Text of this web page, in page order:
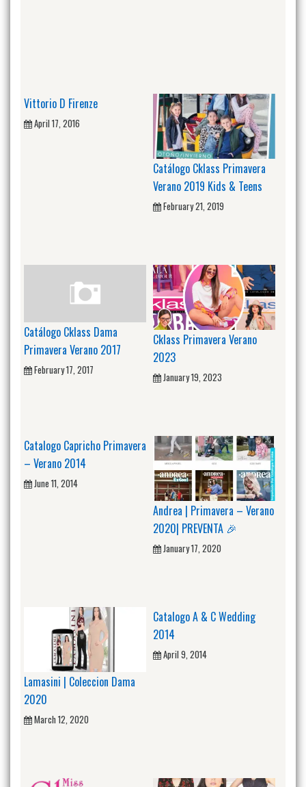
Vittorio D Firenze
April 17, 2016
Catálogo Cklass Primavera
Verano 2019 Kids & Teens
February 21, 2019
Catálogo Cklass Dama
Primavera Verano 2017
February 17, 2017
Cklass Primavera Verano
2023
January 19, 2023
Catalogo Capricho Primavera
– Verano 2014
June 11, 2014
Andrea | Primavera – Verano
2020| PREVENTA 🎉
January 17, 2020
Lamasini | Coleccion Dama
2020
March 12, 2020
Catalogo A & C Wedding
2014
April 9, 2014